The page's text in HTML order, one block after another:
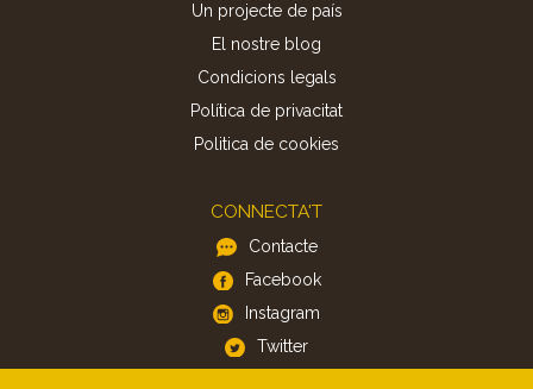
Un projecte de país
El nostre blog
Condicions legals
Política de privacitat
Politica de cookies
CONNECTA'T
Contacte
Facebook
Instagram
Twitter